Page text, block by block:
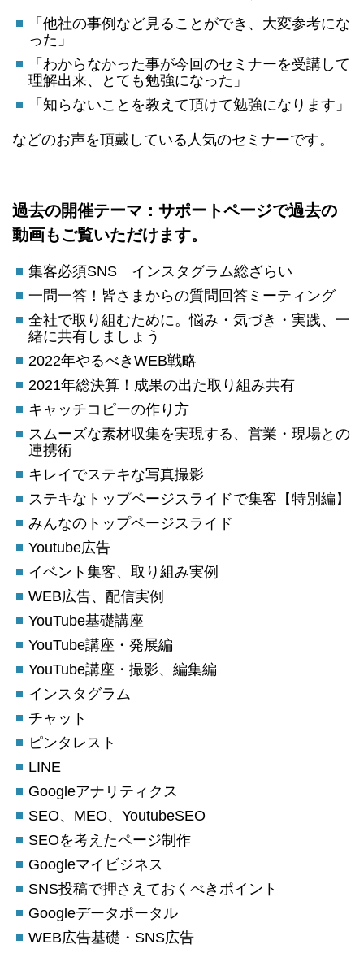
「他社の事例など見ることができ、大変参考にな
った」
「わからなかった事が今回のセミナーを受講して
理解出来、とても勉強になった」
「知らないことを教えて頂けて勉強になります」
などのお声を頂戴している人気のセミナーです。
過去の開催テーマ：サポートページで過去の
動画もご覧いただけます。
集客必須SNS インスタグラム総ざらい
一問一答！皆さまからの質問回答ミーティング
全社で取り組むために。悩み・気づき・実践、一
緒に共有しましょう
2022年やるべきWEB戦略
2021年総決算！成果の出た取り組み共有
キャッチコピーの作り方
スムーズな素材収集を実現する、営業・現場との
連携術
キレイでステキな写真撮影
ステキなトップページスライドで集客【特別編】
みんなのトップページスライド
Youtube広告
イベント集客、取り組み実例
WEB広告、配信実例
YouTube基礎講座
YouTube講座・発展編
YouTube講座・撮影、編集編
インスタグラム
チャット
ピンタレスト
LINE
Googleアナリティクス
SEO、MEO、YoutubeSEO
SEOを考えたページ制作
Googleマイビジネス
SNS投稿で押さえておくべきポイント
Googleデータポータル
WEB広告基礎・SNS広告